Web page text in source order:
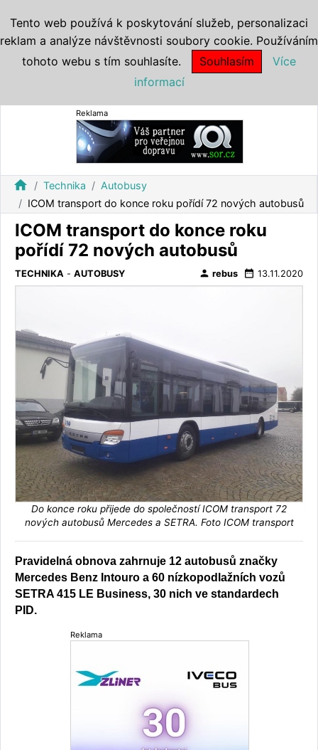
Reklama
home Technika
Autobusy
ICOM transport do konce roku pořídí 72 nových autobusů
ICOM transport do konce roku
pořídí 72 nových autobusů
TECHNIKA - AUTOBUSY person rebus date_range 13.11.2020
Do konce roku přijede do společností ICOM transport 72
nových autobusů Mercedes a SETRA. Foto ICOM transport
Pravidelná obnova zahrnuje 12 autobusů značky
Mercedes Benz Intouro a 60 nízkopodlažních vozů
SETRA 415 LE Business, 30 nich ve standardech
PID.
Reklama
Tento web používá k poskytování služeb, personalizaci
reklam a analýze návštěvnosti soubory cookie. Používáním
tohoto webu s tím souhlasíte.
Souhlasím
Více
informací